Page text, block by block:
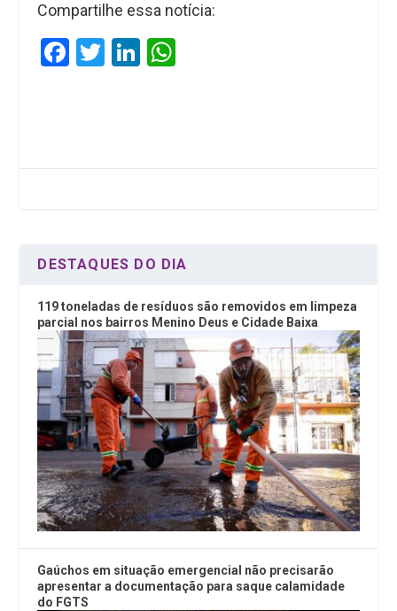
Compartilhe essa notícia:
F
o
T
Li
n
A
DESTAQUES DO DIA
119 toneladas de resíduos são removidos em limpeza
parcial nos bairros Menino Deus e Cidade Baixa
Gaúchos em situação emergencial não precisarão
apresentar a documentação para saque calamidade
do FGTS